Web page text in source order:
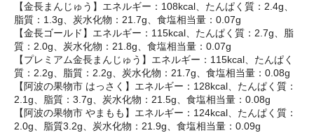
【金長まんじゅう】エネルギー：108kcal、たんぱく質：2.4g、
脂質：1.3g、炭水化物：21.7g、食塩相当量：0.07g
【金長ゴールド】エネルギー：115kcal、たんぱく質：2.7g、脂
質：2.0g、炭水化物：21.8g、食塩相当量：0.07g
【プレミアム金長まんじゅう】エネルギー：115kcal、たんぱく
質：2.2g、脂質：2.2g、炭水化物：21.7g、食塩相当量：0.08g
【阿波の果物市 はっさく】エネルギー：128kcal、たんぱく質：
2.1g、脂質：3.7g、炭水化物：21.5g、食塩相当量：0.08g
【阿波の果物市 やまもも】エネルギー：124kcal、たんぱく質：
2.0g、脂質3.2g、炭水化物：21.9g、食塩相当量：0.09g